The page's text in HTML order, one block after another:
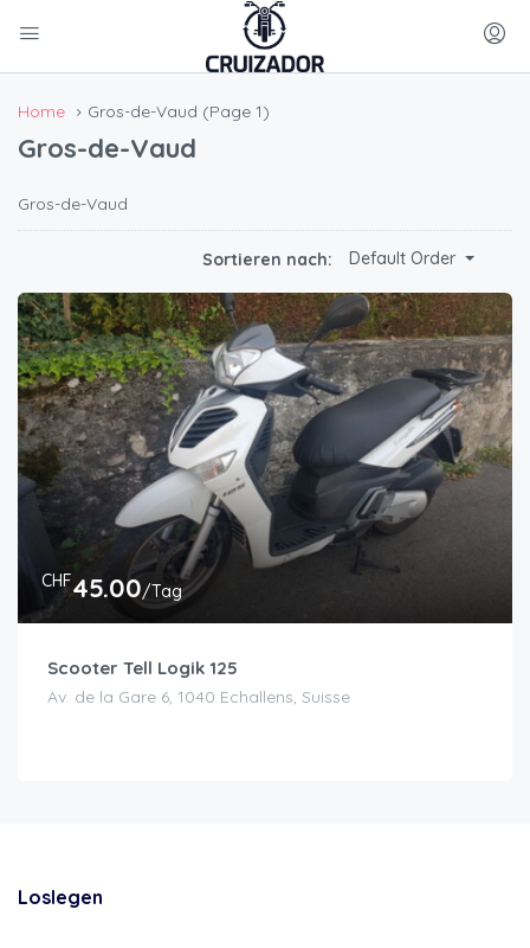
Home Gros-de-Vaud (Page 1)
Gros-de-Vaud
Gros-de-Vaud
Sortieren nach: Default Order
CHF45.00/Tag
Scooter Tell Logik 125
Av. de la Gare 6, 1040 Echallens, Suisse
Loslegen